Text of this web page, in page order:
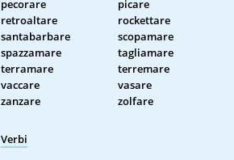
pecorare
picare
retroaltare
rockettare
santabarbare
scopamare
spazzamare
tagliamare
terramare
terremare
vaccare
vasare
zanzare
zolfare
Verbi